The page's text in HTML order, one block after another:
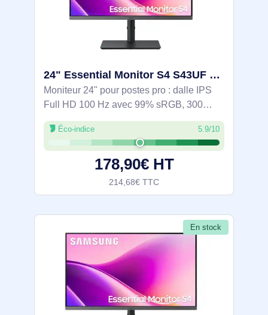
24" Essential Monitor S4 S43UF Full HD 100Hz - LS24F430UAUXEN
Moniteur 24" pour postes pro : dalle IPS
Full HD 100 Hz avec 99% sRGB, 300
cd/m² et 5 ms pour un affichage fluide.
Docking USB-C 90 W avec hub (4x USB-
A), Ethernet, HDMI et DisplayPort pour un
Éco-indice 5.9/10
178,90€ HT
214,68€ TTC
En stock